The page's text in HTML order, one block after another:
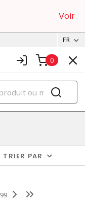
Voir
FR
0
TRIER PAR
99